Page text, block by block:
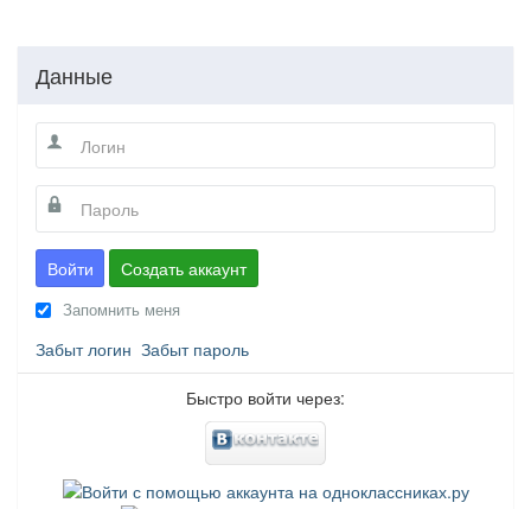
Данные
Войти Создать аккаунт
Запомнить меня
Забыт логин Забыт пароль
Быстро войти через: